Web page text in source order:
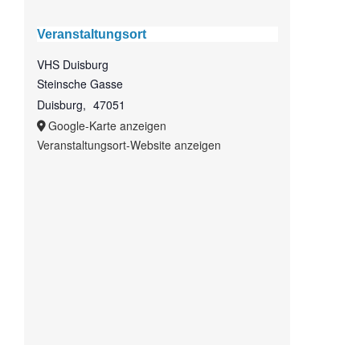
Veranstaltungsort
VHS Duisburg
Steinsche Gasse
Duisburg, 47051
Google-Karte anzeigen
Veranstaltungsort-Website anzeigen